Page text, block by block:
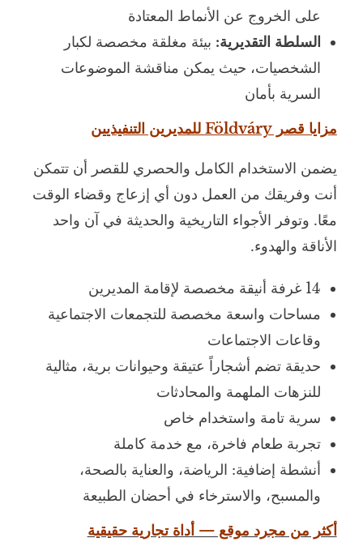
على الخروج عن الأنماط المعتادة
السلطة التقديرية: بيئة مغلقة مخصصة لكبار
الشخصيات، حيث يمكن مناقشة الموضوعات
السرية بأمان
مزايا قصر Földváry للمديرين التنفيذيين
يضمن الاستخدام الكامل والحصري للقصر أن تتمكن
أنت وفريقك من العمل دون أي إزعاج وقضاء الوقت
معًا. وتوفر الأجواء التاريخية والحديثة في آن واحد
الأناقة والهدوء.
14 غرفة أنيقة مخصصة لإقامة المديرين
مساحات واسعة مخصصة للتجمعات الاجتماعية
وقاعات الاجتماعات
حديقة تضم أشجاراً عتيقة وحيوانات برية، مثالية
للنزهات الملهمة والمحادثات
سرية تامة واستخدام خاص
تجربة طعام فاخرة، مع خدمة كاملة
أنشطة إضافية: الرياضة، والعناية بالصحة،
والمسبح، والاسترخاء في أحضان الطبيعة
أكثر من مجرد موقع — أداة تجارية حقيقية